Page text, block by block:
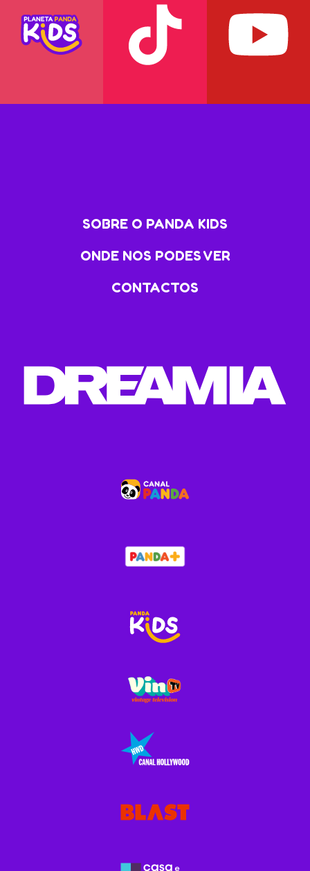
SOBRE O PANDA KIDS
ONDE NOS PODES VER
CONTACTOS